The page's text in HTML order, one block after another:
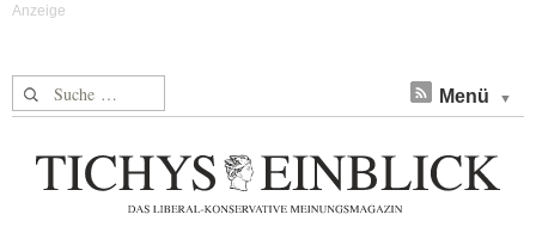
Suche nach: Menü